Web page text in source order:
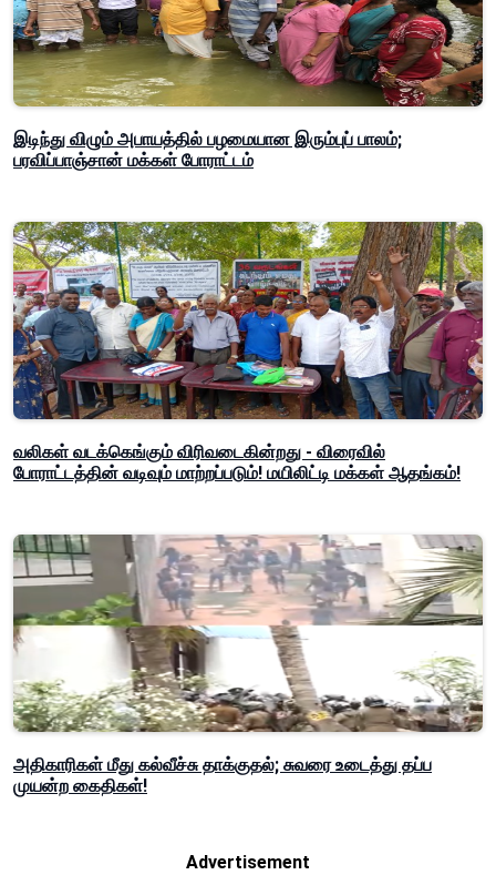
இடிந்து விழும் அபாயத்தில் பழமையான இரும்புப் பாலம்;
பரவிப்பாஞ்சான் மக்கள் போராட்டம்
வலிகள் வடக்கெங்கும் விரிவடைகின்றது - விரைவில்
போராட்டத்தின் வடிவும் மாற்றப்படும்! மயிலிட்டி மக்கள் ஆதங்கம்!
அதிகாரிகள் மீது கல்வீச்சு தாக்குதல்; சுவரை உடைத்து தப்ப
முயன்ற கைதிகள்!
Advertisement